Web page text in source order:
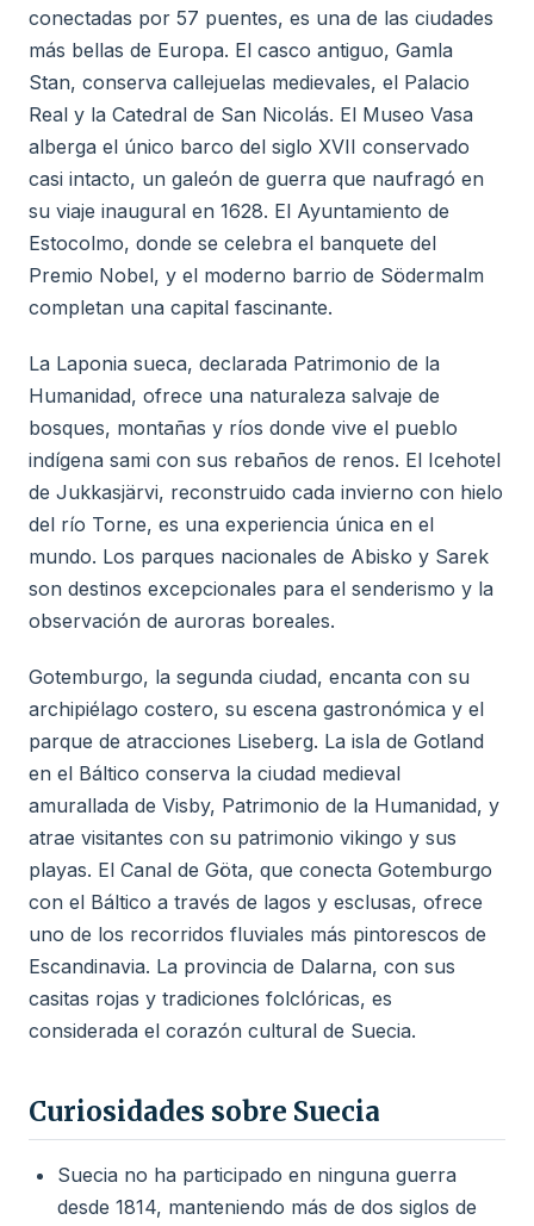
conectadas por 57 puentes, es una de las ciudades
más bellas de Europa. El casco antiguo, Gamla
Stan, conserva callejuelas medievales, el Palacio
Real y la Catedral de San Nicolás. El Museo Vasa
alberga el único barco del siglo XVII conservado
casi intacto, un galeón de guerra que naufragó en
su viaje inaugural en 1628. El Ayuntamiento de
Estocolmo, donde se celebra el banquete del
Premio Nobel, y el moderno barrio de Södermalm
completan una capital fascinante.
La Laponia sueca, declarada Patrimonio de la
Humanidad, ofrece una naturaleza salvaje de
bosques, montañas y ríos donde vive el pueblo
indígena sami con sus rebaños de renos. El Icehotel
de Jukkasjärvi, reconstruido cada invierno con hielo
del río Torne, es una experiencia única en el
mundo. Los parques nacionales de Abisko y Sarek
son destinos excepcionales para el senderismo y la
observación de auroras boreales.
Gotemburgo, la segunda ciudad, encanta con su
archipiélago costero, su escena gastronómica y el
parque de atracciones Liseberg. La isla de Gotland
en el Báltico conserva la ciudad medieval
amurallada de Visby, Patrimonio de la Humanidad, y
atrae visitantes con su patrimonio vikingo y sus
playas. El Canal de Göta, que conecta Gotemburgo
con el Báltico a través de lagos y esclusas, ofrece
uno de los recorridos fluviales más pintorescos de
Escandinavia. La provincia de Dalarna, con sus
casitas rojas y tradiciones folclóricas, es
considerada el corazón cultural de Suecia.
Curiosidades sobre Suecia
Suecia no ha participado en ninguna guerra
desde 1814, manteniendo más de dos siglos de